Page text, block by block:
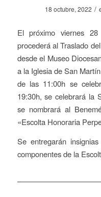
18 octubre, 2022 /
El próximo viernes
procederá al Traslado
desde el Museo
a la Iglesia de San
de las 11:00h se
19:30h, se celebrará la
se nombrará al
«Escolta Honoraria
Se entregarán
componentes de la